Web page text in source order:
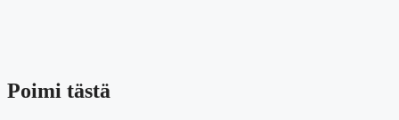
Poimi tästä